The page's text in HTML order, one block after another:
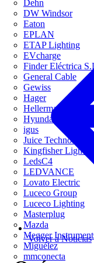
Dehn
DW Windsor
Eaton
EPLAN
ETAP Lighting
EVcharge
Finder Eléctrica
General Cable
Gewiss
Hager
HellermannTyton
Hyundai Electric
igus
Juice Technology
Kingfisher Lighting
LedsC4
LEDVANCE
Lovato Electric
Luceco Group
Luceco Lighting
Masterplug
Mazda
Megger
Miguélez
mmconecta
Volver a Noticias